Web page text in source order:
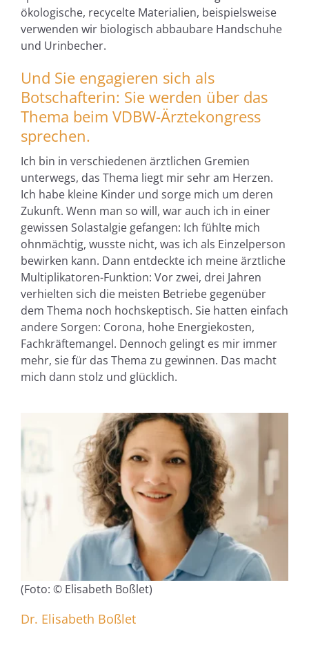
ökologische, recycelte Materialien, beispielsweise
verwenden wir biologisch abbaubare Handschuhe
und Urinbecher.
Und Sie engagieren sich als
Botschafterin: Sie werden über das
Thema beim VDBW-Ärztekongress
sprechen.
Ich bin in verschiedenen ärztlichen Gremien
unterwegs, das Thema liegt mir sehr am Herzen.
Ich habe kleine Kinder und sorge mich um deren
Zukunft. Wenn man so will, war auch ich in einer
gewissen Solastalgie gefangen: Ich fühlte mich
ohnmächtig, wusste nicht, was ich als Einzelperson
bewirken kann. Dann entdeckte ich meine ärztliche
Multiplikatoren-Funktion: Vor zwei, drei Jahren
verhielten sich die meisten Betriebe gegenüber
dem Thema noch hochskeptisch. Sie hatten einfach
andere Sorgen: Corona, hohe Energiekosten,
Fachkräftemangel. Dennoch gelingt es mir immer
mehr, sie für das Thema zu gewinnen. Das macht
mich dann stolz und glücklich.
(Foto: © Elisabeth Boßlet)
Dr. Elisabeth Boßlet